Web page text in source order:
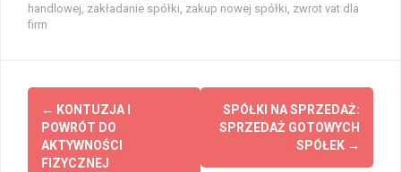
handlowej, zakładanie spółki, zakup nowej spółki, zwrot vat dla
firm
Zobacz
wpisy
← KONTUZJA I
POWRÓT DO
AKTYWNOŚCI
FIZYCZNEJ
SPÓŁKI NA SPRZEDAŻ:
SPRZEDAŻ GOTOWYCH
SPÓŁEK →